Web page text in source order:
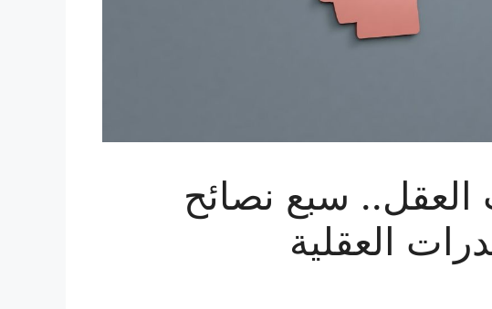
العقل.. سبع نصائح
العقلية